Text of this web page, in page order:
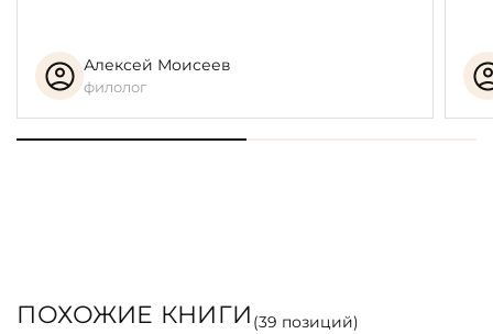
Алексей Моисеев
филолог
ПОХОЖИЕ КНИГИ (39 позиций)